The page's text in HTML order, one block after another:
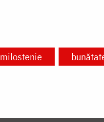
milostenie